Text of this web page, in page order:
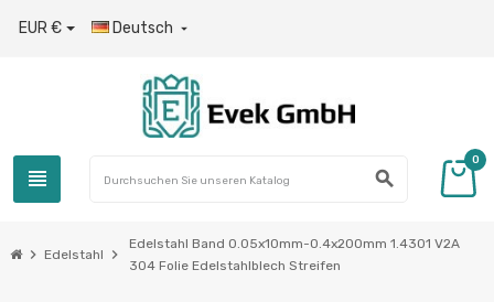
EUR € Deutsch 
view_headline search
0
chevron_right Edelstahl chevron_right
Edelstahl Band 0.05x10mm-0.4x200mm 1.4301 V2A
304 Folie Edelstahlblech Streifen